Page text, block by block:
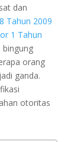
dan
Tahun 2009
1 Tahun
bingung
orang
ganda.
otoritas